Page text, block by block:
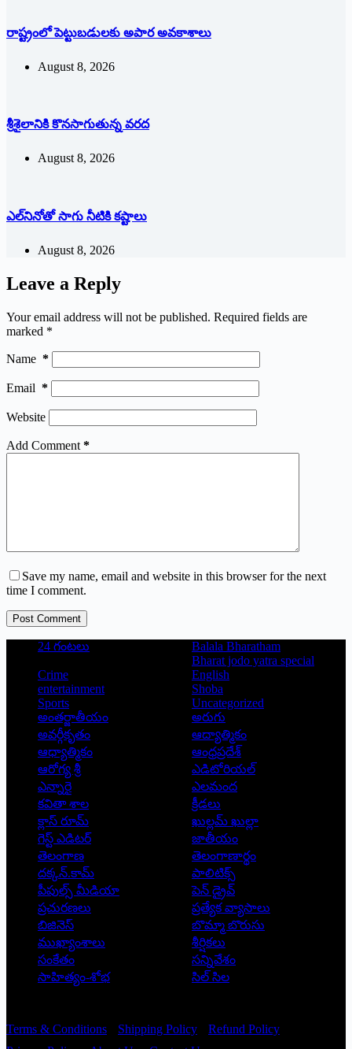
రాష్ట్రంలో పెట్టుబడులకు అపార అవకాశాలు
August 8, 2026
శ్రీశైలానికి కొనసాగుతున్న వరద
August 8, 2026
ఎల్‌నినోతో సాగు నీటికి కష్టాలు
August 8, 2026
Leave a Reply
Your email address will not be published. Required fields are
marked *
Name *
Email *
Website
Add Comment *
Save my name, email and website in this browser for the next
time I comment.
Post Comment
24 గంటలు
Balala Bharatham
Bharat jodo yatra special
Crime
English
entertainment
Shoba
Sports
Uncategorized
అంతర్జాతీయం
అరుగు
అవర్గీకృతం
ఆద్యాత్మికం
ఆధ్యాత్మికం
ఆంధ్రప్రదేశ్
ఆరోగ్య శ్రీ
ఎడిటోరియల్
ఎన్నారై
ఎలమంద
కవితా శాల
క్రీడలు
క్లాస్ రూమ్
ఖుల్లమ్ ఖుల్లా
గెస్ట్ ఎడిటర్
జాతీయం
తెలంగాణ
తెలంగాణార్థం
దక్కన్.కామ్
పాలిటిక్స్
పీపుల్స్ ‌మీడియా
పెన్ డ్రైవ్
ప్రచురణలు
ప్రత్యేక వ్యాసాలు
బిజినెస్
బొమ్మా బొరుసు
ముఖ్యాంశాలు
శీర్షికలు
సంకేతం
సన్నివేశం
సాహిత్యం-శోభ
సిల్ సిల
Terms & Conditions Shipping Policy
Refund Policy